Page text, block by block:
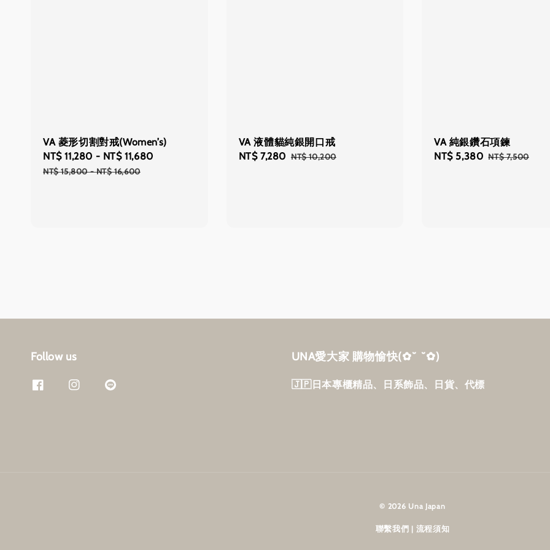
VA 菱形切割對戒(Women’s)
Sale
price
NT$ 11,280 - NT$ 11,680
NT$ 15,800-NT$ 16,600
VA 液體貓純銀開口戒
Sale
NT$ 7,280 Regular
NT$ 10,200
VA 純銀鑽石項鍊
Sale
NT$ 5,380 Regular
NT$ 7,500
Follow us UNA愛大家 購物愉快‎(✿˘ ˘✿)
🇯🇵日本專櫃精品、日系飾品、日貨、代標
© 2026 Una Japan
聯繫我們 | 流程須知